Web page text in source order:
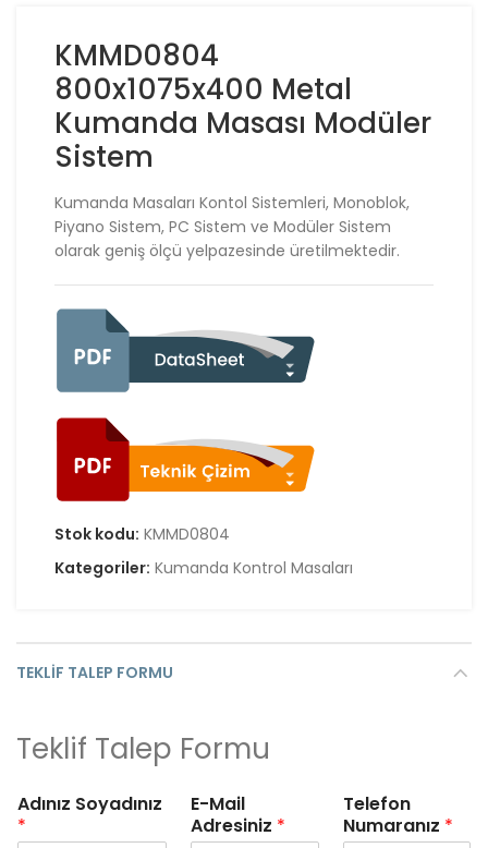
KMMD0804
800x1075x400 Metal
Kumanda Masası Modüler
Sistem
Kumanda Masaları Kontol Sistemleri, Monoblok,
Piyano Sistem, PC Sistem ve Modüler Sistem
olarak geniş ölçü yelpazesinde üretilmektedir.
Stok kodu: KMMD0804
Kategoriler: Kumanda Kontrol Masaları
TEKLIF TALEP FORMU
Teklif Talep Formu
Adınız Soyadınız
*
E-Mail
Adresiniz *
Telefon
Numaranız *